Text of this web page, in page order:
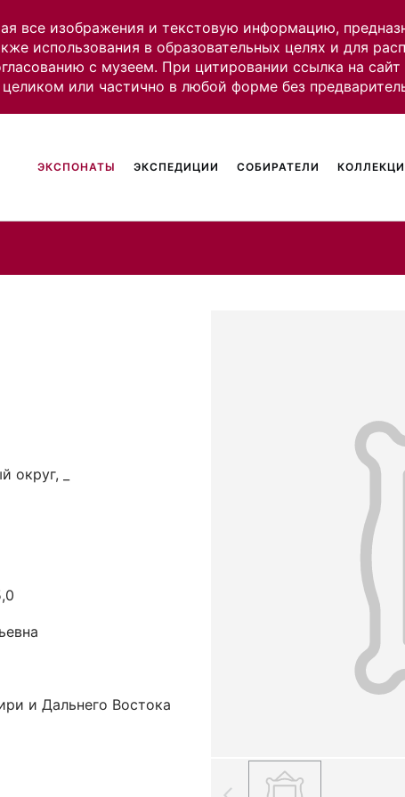
все изображения и текстовую информацию,
использования в образовательных целях и для
с музеем. При цитировании ссылка на
или частично в любой форме без
ЭКСПОНАТЫ ЭКСПЕДИЦИИ СОБИРАТЕЛИ
округ, _
и Дальнего Востока